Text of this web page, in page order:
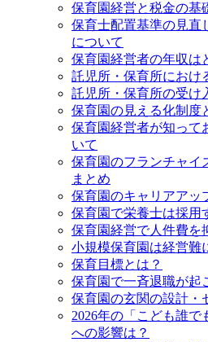
保育園経営と税金の基
保育士配置基準の見直
について
保育園経営者の年収は
託児所・保育所におけ
託児所・保育所の受け
保育園の見える化制度
保育園経営者が知って
いて
保育園のフランチャイ
まとめ
保育園のキャリアアッ
保育園で栄養士は採用
保育園経営で人件費を
小規模保育園は経営難
保育目標とは？
保育園で一斉退職が起
保育園の玄関の設計・
2026年の「こども誰で
への影響は？